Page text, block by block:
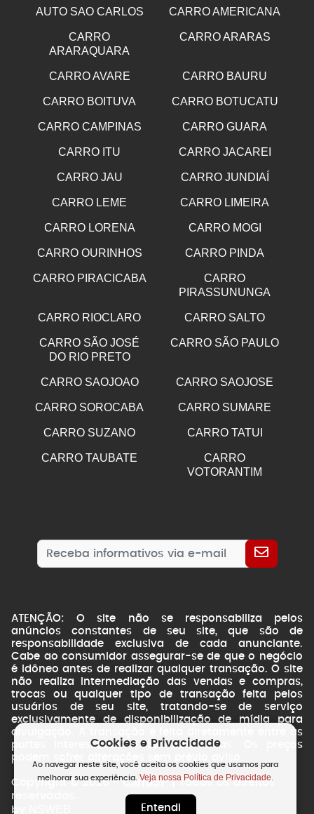
AUTO SAO CARLOS CARRO AMERICANA
CARRO
ARARAQUARA
CARRO ARARAS
CARRO AVARE CARRO BAURU
CARRO BOITUVA CARRO BOTUCATU
CARRO CAMPINAS CARRO GUARA
CARRO ITU CARRO JACAREI
CARRO JAU CARRO JUNDIAÍ
CARRO LEME CARRO LIMEIRA
CARRO LORENA CARRO MOGI
CARRO OURINHOS CARRO PINDA
CARRO PIRACICABA
CARRO
PIRASSUNUNGA
CARRO RIOCLARO CARRO SALTO
CARRO SÃO JOSÉ
DO RIO PRETO
CARRO SÃO PAULO
CARRO SAOJOAO CARRO SAOJOSE
CARRO SOROCABA CARRO SUMARE
CARRO SUZANO CARRO TATUI
CARRO TAUBATE
CARRO
VOTORANTIM
ATENÇÃO: O site não se responsabiliza pelos
anúncios constantes de seu site, que são de
responsabilidade exclusiva de cada anunciante.
Cabe ao consumidor assegurar-se de que o negócio
é idôneo antes de realizar qualquer transação. O site
não realiza intermediação das vendas e compras,
trocas ou qualquer tipo de transação feita pelos
usuários de seu site, tratando-se de serviço
exclusivamente de disponibilização de mídia para
divulgação. A transação é feita diretamente entre as
partes interessadas. Fotos ilustrativas. Os preços
podem sofrer alterações sem prévio aviso.
Copyright © 2026 -CarroSP| Todos os direitos
reservados.
by
Cookies e Privacidade
Ao navegar neste site, você aceita os cookies que usamos para
melhorar sua experiência.Veja nossa Política de Privacidade.
Entendi